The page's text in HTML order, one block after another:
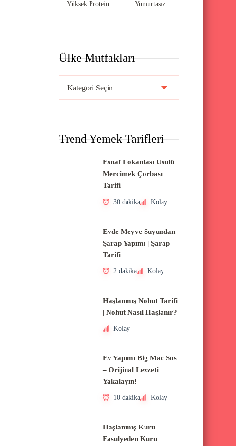
Yüksek Protein Yumurtasız
Ülke Mutfakları
l
M
Trend Yemek Tarifleri
Esnaf Lokantası Usulü
Mercimek Çorbası
Tarifi
30 dakika Kolay
Evde Meyve Suyundan
Şarap Yapımı | Şarap
Tarifi
2 dakika Kolay
Haşlanmış Nohut Tarifi
| Nohut Nasıl Haşlanır?
Kolay
Ev Yapımı Big Mac Sos
– Orijinal Lezzeti
Yakalayın!
10 dakika Kolay
Haşlanmış Kuru
Fasulyeden Kuru